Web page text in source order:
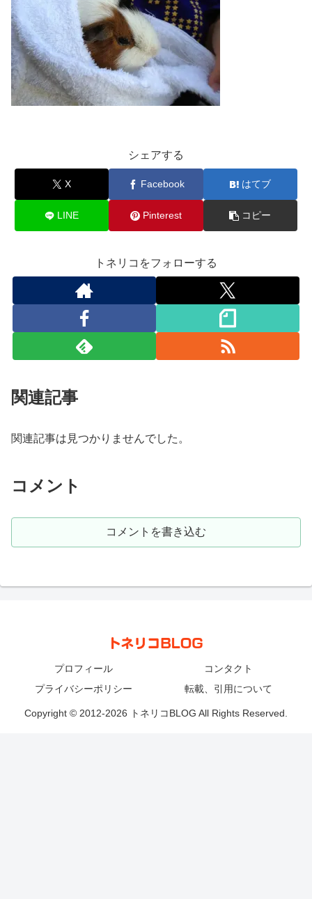
シェアする
X Facebook はてブ
LINE Pinterest コピー
トネリコをフォローする
関連記事
関連記事は見つかりませんでした。
コメント
コメントを書き込む
プロフィール
コンタクト
プライバシーポリシー
転載、引用について
Copyright © 2012-2026 トネリコBLOG All Rights Reserved.